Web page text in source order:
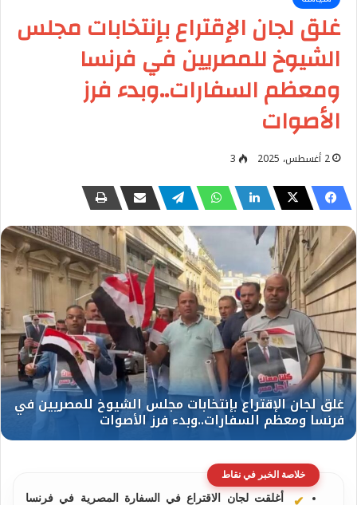
غلق لجان الإقتراع بإنتخابات مجلس
الشيوخ للمصريين في فرنسا
ومعظم السفارات..وبدء فرز
الأصوات
2 أغسطس، 2025 3
خلاصة الخبر في نقاط
أغلقت لجان الاقتراع في السفارة المصرية في فرنسا